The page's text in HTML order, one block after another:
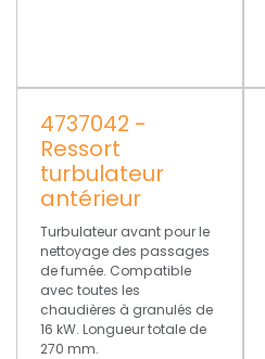
4737042 -
Ressort
turbulateur
antérieur
Turbulateur avant pour le
nettoyage des passages
de fumée. Compatible
avec toutes les
chaudières à granulés de
16 kW. Longueur totale de
270 mm.